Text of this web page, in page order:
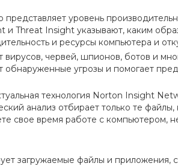
представляет уровень
и Threat Insight указывают, каким
и ресурсы компьютера и
вирусов, червей, шпионов, ботов и
обнаруженные угрозы и помогает
технология Norton Insight
анализ отбирает только те
свое время работе с компьютером,
загружаемые файлы и